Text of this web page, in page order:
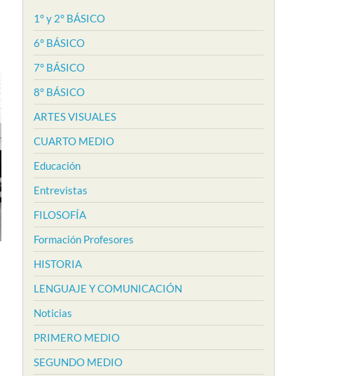
1° y 2° BÁSICO
6° BÁSICO
7° BÁSICO
8° BÁSICO
ARTES VISUALES
CUARTO MEDIO
Educación
Entrevistas
FILOSOFÍA
Formación Profesores
HISTORIA
LENGUAJE Y COMUNICACIÓN
Noticias
PRIMERO MEDIO
SEGUNDO MEDIO